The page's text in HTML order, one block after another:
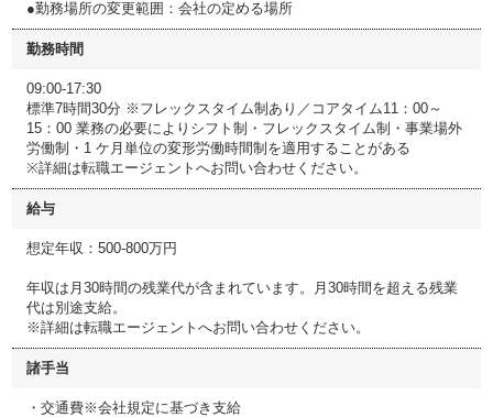
●勤務場所の変更範囲：会社の定める場所
勤務時間
09:00-17:30
標準7時間30分 ※フレックスタイム制あり／コアタイム11：00～
15：00 業務の必要によりシフト制・フレックスタイム制・事業場外
労働制・1 ケ月単位の変形労働時間制を適用することがある
※詳細は転職エージェントへお問い合わせください。
給与
想定年収：500-800万円
年収は月30時間の残業代が含まれています。月30時間を超える残業
代は別途支給。
※詳細は転職エージェントへお問い合わせください。
諸手当
・交通費※会社規定に基づき支給